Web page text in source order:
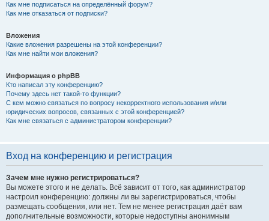
Как мне подписаться на определённый форум?
Как мне отказаться от подписки?
Вложения
Какие вложения разрешены на этой конференции?
Как мне найти мои вложения?
Информация о phpBB
Кто написал эту конференцию?
Почему здесь нет такой-то функции?
С кем можно связаться по вопросу некорректного использования и/или
юридических вопросов, связанных с этой конференцией?
Как мне связаться с администратором конференции?
Вход на конференцию и регистрация
Зачем мне нужно регистрироваться?
Вы можете этого и не делать. Всё зависит от того, как администратор
настроил конференцию: должны ли вы зарегистрироваться, чтобы
размещать сообщения, или нет. Тем не менее регистрация даёт вам
дополнительные возможности, которые недоступны анонимным